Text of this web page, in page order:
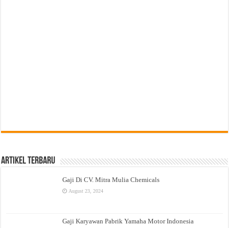
Artikel Terbaru
Gaji Di CV. Mitra Mulia Chemicals
August 23, 2024
Gaji Karyawan Pabrik Yamaha Motor Indonesia